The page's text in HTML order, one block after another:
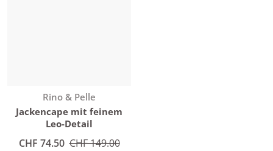
Anbieter:
Rino & Pelle
Jackencape mit feinem
Leo-Detail
Angebotspreis
CHF 74.50 Normaler Preis
CHF 149.00